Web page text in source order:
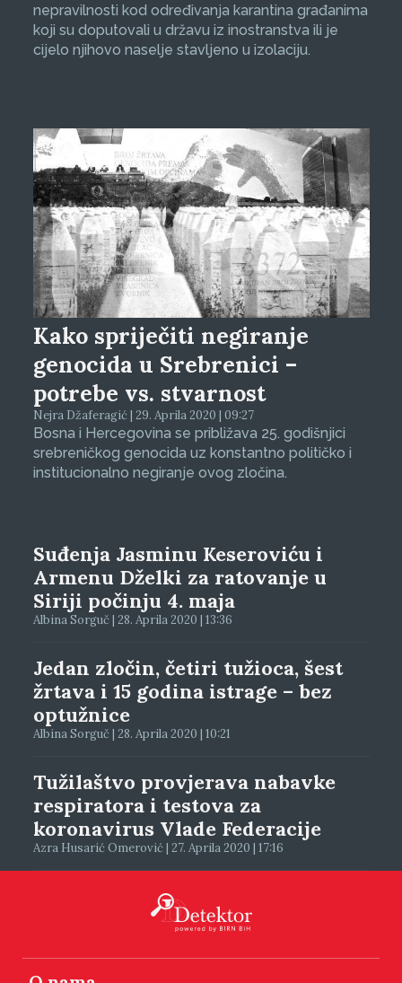
nepravilnosti kod određivanja karantina građanima
koji su doputovali u državu iz inostranstva ili je
cijelo njihovo naselje stavljeno u izolaciju.
Kako spriječiti negiranje
genocida u Srebrenici –
potrebe vs. stvarnost
Nejra Džaferagić | 29. Aprila 2020 | 09:27
Bosna i Hercegovina se približava 25. godišnjici
srebreničkog genocida uz konstantno političko i
institucionalno negiranje ovog zločina.
Suđenja Jasminu Keseroviću i
Armenu Dželki za ratovanje u
Siriji počinju 4. maja
Albina Sorguč | 28. Aprila 2020 | 13:36
Jedan zločin, četiri tužioca, šest
žrtava i 15 godina istrage – bez
optužnice
Albina Sorguč | 28. Aprila 2020 | 10:21
Tužilaštvo provjerava nabavke
respiratora i testova za
koronavirus Vlade Federacije
Azra Husarić Omerović | 27. Aprila 2020 | 17:16